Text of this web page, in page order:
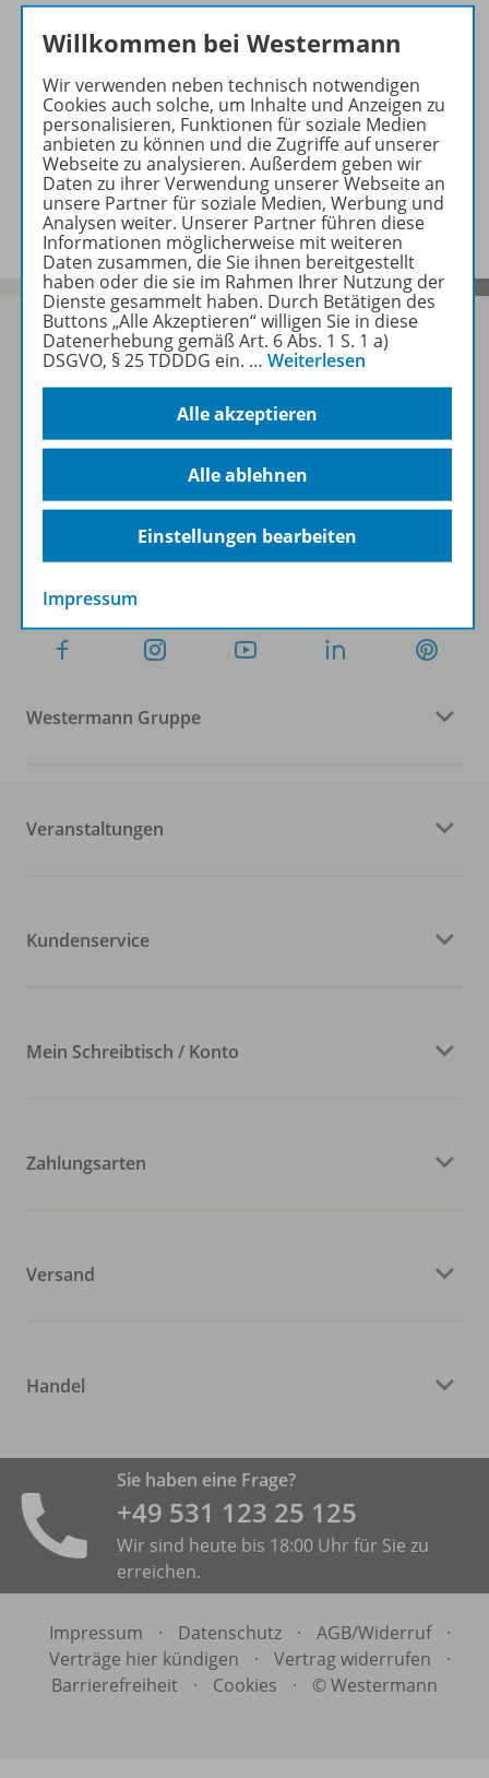
Produkte der Reihe
Konzept
Benachrichtigungs-Service
Sofort profitieren
Zum Newsletter anmelden
Folgen Sie uns auf Social Media
Westermann Gruppe
Veranstaltungen
Kundenservice
Mein Schreibtisch / Konto
Zahlungsarten
Versand
Handel
Sie haben eine Frage?
+49 531 ­123 25 125
Wir sind heute bis 18:00 Uhr für Sie zu
erreichen.
Impressum · Datenschutz · AGB/Widerruf
·
Verträge hier kündigen
· Vertrag widerrufen
·
Barrierefreiheit
· Cookies · © Westermann
Willkommen bei Westermann
Wir verwenden neben technisch notwendigen
Cookies auch solche, um Inhalte und Anzeigen zu
personalisieren, Funktionen für soziale Medien
anbieten zu können und die Zugriffe auf unserer
Webseite zu analysieren. Außerdem geben wir
Daten zu ihrer Verwendung unserer Webseite an
unsere Partner für soziale Medien, Werbung und
Analysen weiter. Unserer Partner führen diese
Informationen möglicherweise mit weiteren
Daten zusammen, die Sie ihnen bereitgestellt
haben oder die sie im Rahmen Ihrer Nutzung der
Dienste gesammelt haben. Durch Betätigen des
Buttons „Alle Akzeptieren“ willigen Sie in diese
Datenerhebung gemäß Art. 6 Abs. 1 S. 1 a)
DSGVO, § 25 TDDDG ein. … Weiterlesen
Alle akzeptieren
Alle ablehnen
Einstellungen bearbeiten
Impressum